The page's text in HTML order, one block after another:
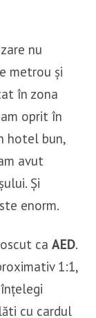
nu
metrou și
în zona
oprit în
hotel bun,
avut
Și
enorm.
ca AED.
1:1,
cu cardul